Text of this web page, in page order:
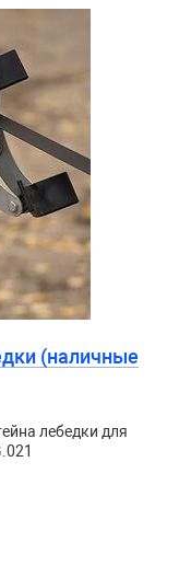
(наличные
лебедки для